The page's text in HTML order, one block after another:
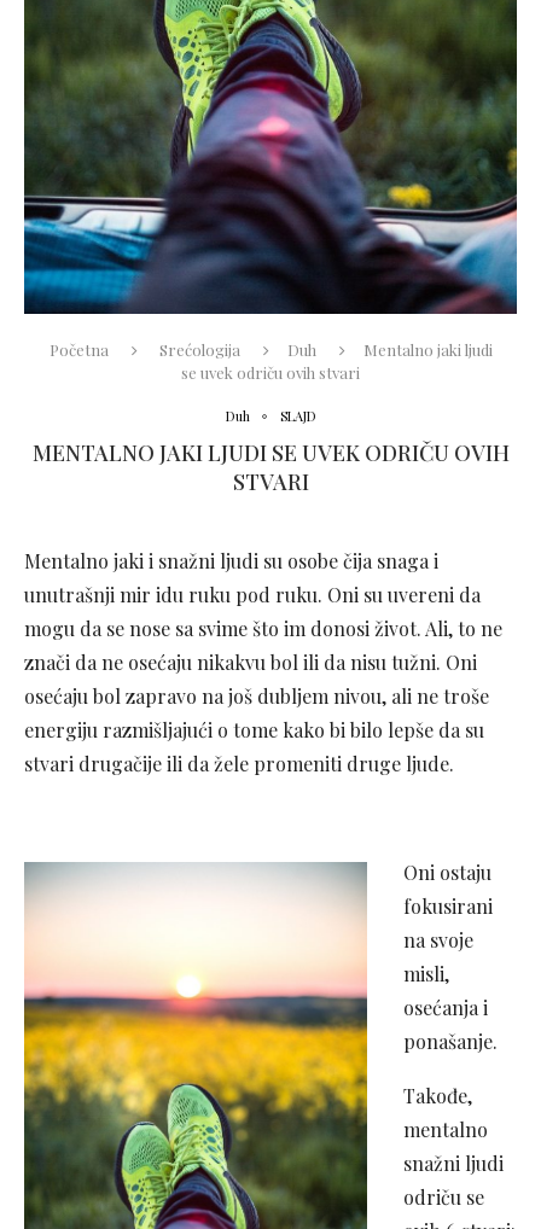
Početna Srećologija Duh
Mentalno jaki ljudi
se uvek odriču ovih stvari
Duh SLAJD
MENTALNO JAKI LJUDI SE UVEK ODRIČU OVIH
STVARI
Mentalno jaki i snažni ljudi su osobe čija snaga i
unutrašnji mir idu ruku pod ruku. Oni su uvereni da
mogu da se nose sa svime što im donosi život. Ali, to ne
znači da ne osećaju nikakvu bol ili da nisu tužni. Oni
osećaju bol zapravo na još dubljem nivou, ali ne troše
energiju razmišljajući o tome kako bi bilo lepše da su
stvari drugačije ili da žele promeniti druge ljude.
Oni ostaju
fokusirani
na svoje
misli,
osećanja i
ponašanje.
Takođe,
mentalno
snažni ljudi
odriču se